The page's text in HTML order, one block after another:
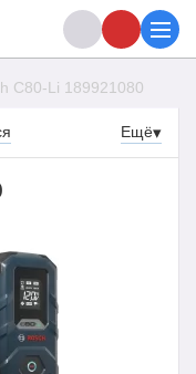
C80-Li 189921080
Ещё▾